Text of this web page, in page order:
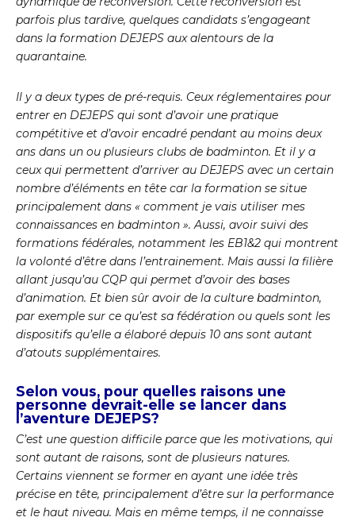
parfois plus tardive, quelques candidats s’engageant
dans la formation DEJEPS aux alentours de la
quarantaine.
Il y a deux types de pré-requis. Ceux réglementaires pour
entrer en DEJEPS qui sont d’avoir une pratique
compétitive et d’avoir encadré pendant au moins deux
ans dans un ou plusieurs clubs de badminton. Et il y a
ceux qui permettent d’arriver au DEJEPS avec un certain
nombre d’éléments en tête car la formation se situe
principalement dans « comment je vais utiliser mes
connaissances en badminton ». Aussi, avoir suivi des
formations fédérales, notamment les EB1&2 qui montrent
la volonté d’être dans l’entrainement. Mais aussi la filière
allant jusqu’au CQP qui permet d’avoir des bases
d’animation. Et bien sûr avoir de la culture badminton,
par exemple sur ce qu’est sa fédération ou quels sont les
dispositifs qu’elle a élaboré depuis 10 ans sont autant
d’atouts supplémentaires.
Selon vous, pour quelles raisons une
personne devrait-elle se lancer dans
l’aventure DEJEPS?
C’est une question difficile parce que les motivations, qui
sont autant de raisons, sont de plusieurs natures.
Certains viennent se former en ayant une idée très
précise en tête, principalement d’être sur la performance
et le haut niveau. Mais en même temps, il ne connaisse